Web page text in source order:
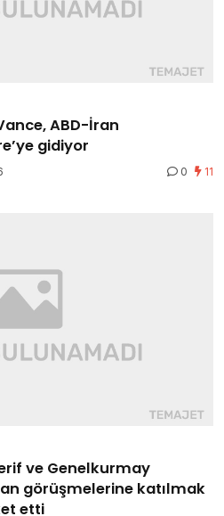
ABD-İran
gidiyor
0 11
ve Genelkurmay
görüşmelerine katılmak
etti